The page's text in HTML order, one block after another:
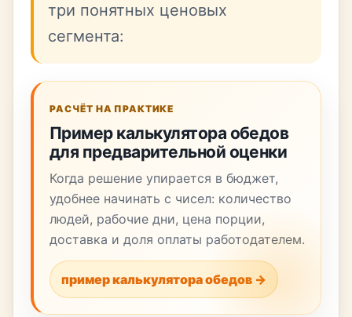
три понятных ценовых
сегмента:
РАСЧЁТ НА ПРАКТИКЕ
Пример калькулятора обедов
для предварительной оценки
Когда решение упирается в бюджет,
удобнее начинать с чисел: количество
людей, рабочие дни, цена порции,
доставка и доля оплаты работодателем.
пример калькулятора обедов →